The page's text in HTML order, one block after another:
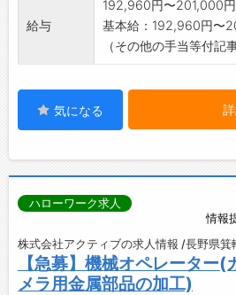
給与
192,960円〜201,000円
基本給：192,960円〜
（その他の手当等付記
気になる
情報
ハローワーク求人
株式会社アクティブの求人情報 /長野県箕
【急募】機械オペレーター(
メラ用金属部品の加工)